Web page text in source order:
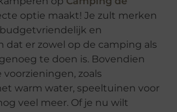
optie maakt! Je zult merken
en
dat er zowel op de camping als
te doen is. Bovendien
zoals
warm water, speeltuinen voor
veel meer. Of je nu wilt